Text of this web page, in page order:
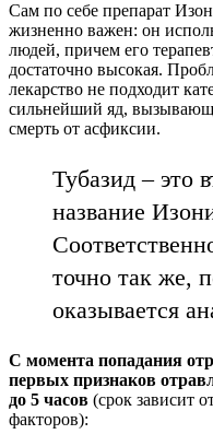
Сам по себе препарат
жизненно важен: он
людей, причем его
достаточно высокая.
лекарство не подходит
сильнейший яд,
смерть от асфиксии.
Тубазид – это
название
точно так же,
оказывается
С момента попадания
первых признаков
до 5 часов (срок зависит
факторов):